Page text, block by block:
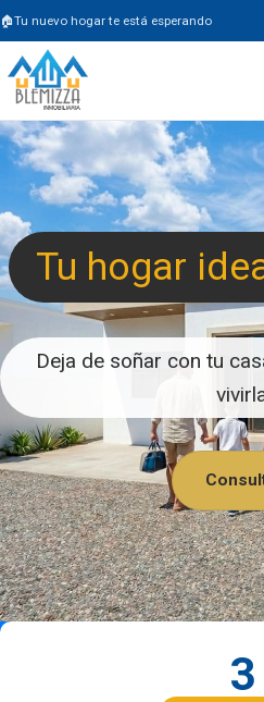
Tu nuevo hogar te está esperando
Tu hogar
Deja de soñar con tu
3